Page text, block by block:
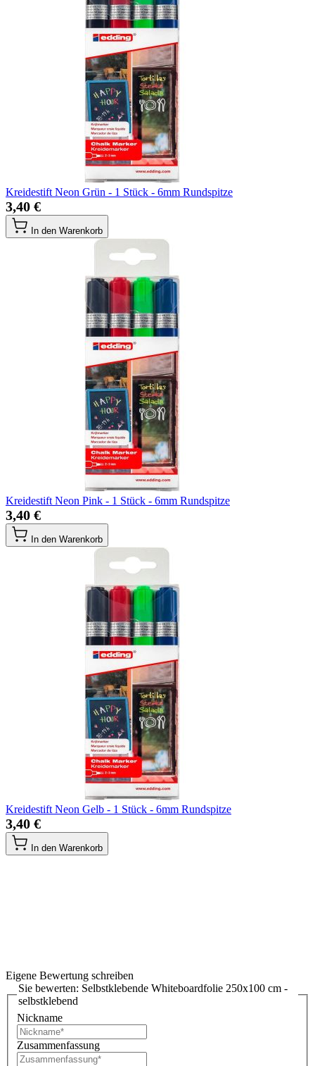
Kreidestift Neon Grün - 1 Stück - 6mm Rundspitze
3,40 €
In den Warenkorb
Kreidestift Neon Pink - 1 Stück - 6mm Rundspitze
3,40 €
In den Warenkorb
Kreidestift Neon Gelb - 1 Stück - 6mm Rundspitze
3,40 €
In den Warenkorb
Eigene Bewertung schreiben
Sie bewerten: Selbstklebende Whiteboardfolie 250x100 cm -
selbstklebend
Nickname
Zusammenfassung